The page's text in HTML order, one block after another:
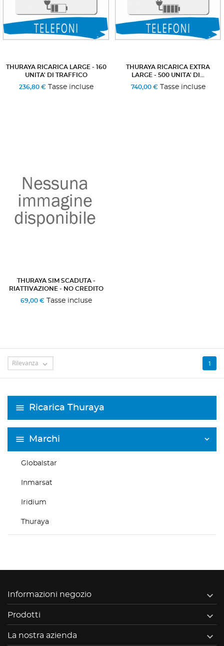
Ricarica Thuraya
Marchi
Globalstar
Inmarsat
Iridium
Thuraya
THURAYA RICARICA LARGE - 160
UNITA' DI TRAFFICO
236,80 €Tasse incluse
THURAYA RICARICA EXTRA
LARGE - 500 UNITA' DI...
740,00 €Tasse incluse
THURAYA SIM SCADUTA -
RIATTIVAZIONE - NO CREDITO
69,00 €Tasse incluse
Rilevanza  1
Informazioni negozio 
Prodotti 
La nostra azienda 